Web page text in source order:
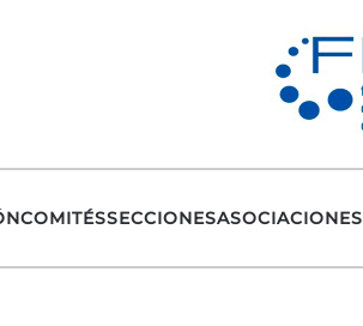
COMITÉSSECCIONESASOCIACIONES